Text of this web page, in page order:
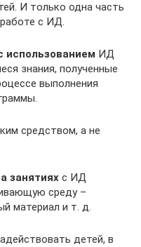
И только одна часть
с ИД.
использованием ИД
знания, полученные
выполнения
средством, а не
занятиях с ИД
среду –
материал и т. д.
детей, в